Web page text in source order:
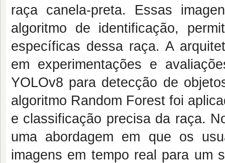
raça canela-preta. Essas
algoritmo de identificação,
específicas dessa raça. A
em experimentações e
YOLOv8 para detecção de
algoritmo Random Forest foi
e classificação precisa da raça.
uma abordagem em que os
imagens em tempo real para um